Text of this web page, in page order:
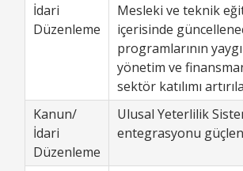
İdari
Düzenleme
Mesleki ve teknik
içerisinde
programlarının
yönetim ve
sektör katılımı
Kanun/
İdari
Düzenleme
Ulusal Yeterlilik
entegrasyonu